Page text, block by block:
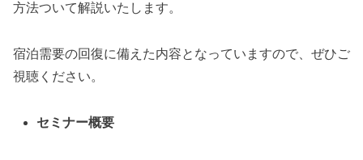
方法ついて解説いたします。
宿泊需要の回復に備えた内容となっていますので、ぜひご
視聴ください。
セミナー概要